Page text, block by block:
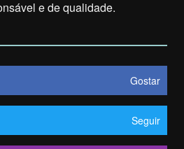
e de qualidade.
Gostar
Seguir